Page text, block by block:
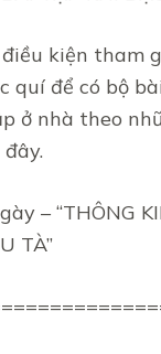
kiện tham
quí để có bộ
ở nhà theo
– “THÔNG
TÀ”